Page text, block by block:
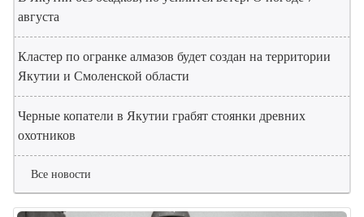
августа
Кластер по огранке алмазов будет создан на территории
Якутии и Смоленской области
Черные копатели в Якутии грабят стоянки древних
охотников
Все новости